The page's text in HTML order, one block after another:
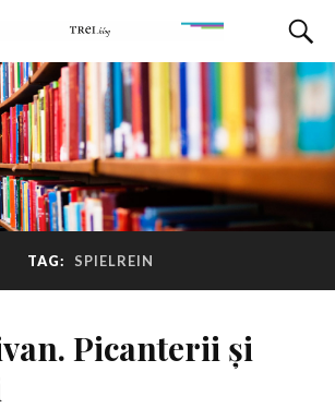
TAG: SPIELREIN
Picanterii și